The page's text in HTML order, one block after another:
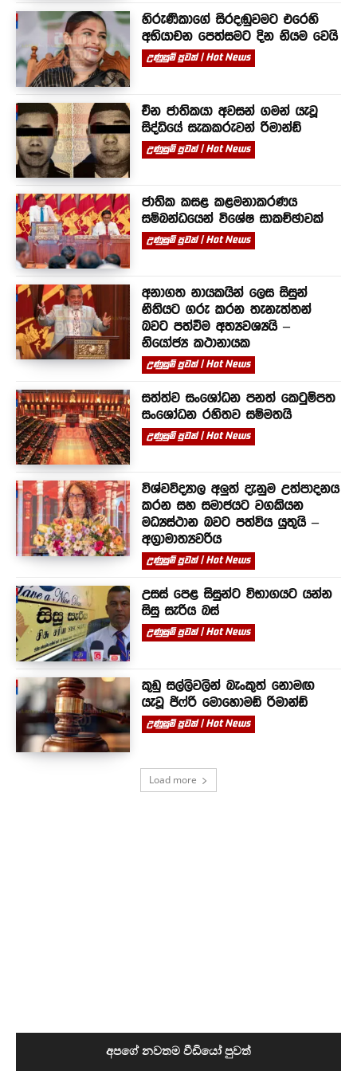
හිරුණිකාගේ සිරදඬුවමට එරෙහි
අභියාචන පෙත්සමට දින නියම වෙයි
උණුසුම් පුවත් | Hot News
චීන ජාතිකයා අවසන් ගමන් යැවූ
සිද්ධියේ සැකකරුවන් රිමාන්ඩ්
උණුසුම් පුවත් | Hot News
ජාතික කසළ කළමනාකරණය
සම්බන්ධයෙන් විශේෂ සාකච්ඡාවක්
උණුසුම් පුවත් | Hot News
අනාගත නායකයින් ලෙස සිසුන්
නීතියට ගරු කරන තැනැත්තන්
බවට පත්වීම අත්‍යවශ්‍යයි –
නියෝජ්‍ය කථානායක
උණුසුම් පුවත් | Hot News
සත්ත්ව සංශෝධන පනත් කෙටුම්පත
සංශෝධන රහිතව සම්මතයි
උණුසුම් පුවත් | Hot News
විශ්වවිද්‍යාල අලුත් දැනුම උත්පාදනය
කරන සහ සමාජයට වගකියන
මධ්‍යස්ථාන බවට පත්විය යුතුයි –
අග්‍රාමාත්‍යවරිය
උණුසුම් පුවත් | Hot News
උසස් පෙළ සිසුන්ට විභාගයට යන්න
සිසු සැරිය බස්
උණුසුම් පුවත් | Hot News
කුඩු සල්ලිවලින් බැංකුත් නොමඟ
යැවූ ජිෆ්රි මොහොමඩ් රිමාන්ඩ්
උණුසුම් පුවත් | Hot News
Load more
අපගේ නවතම වීඩියෝ පුවත්